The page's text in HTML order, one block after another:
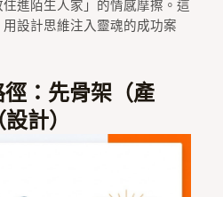
進陌生人家」的情感摩擦。這
設計思維注入靈魂的成功案
：先骨架（產
計）